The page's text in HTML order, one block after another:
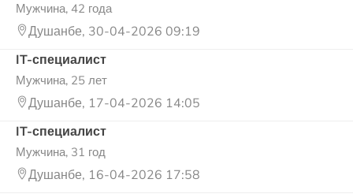
Мужчина, 42 года
Душанбе, 30-04-2026 09:19
IT-специалист
Мужчина, 25 лет
Душанбе, 17-04-2026 14:05
IT-специалист
Мужчина, 31 год
Душанбе, 16-04-2026 17:58